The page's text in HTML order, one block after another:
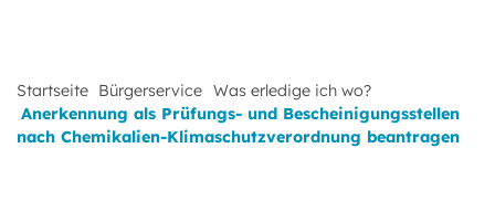
Startseite Bürgerservice Was erledige ich wo?
Anerkennung als Prüfungs- und Bescheinigungsstellen
nach Chemikalien-Klimaschutzverordnung beantragen